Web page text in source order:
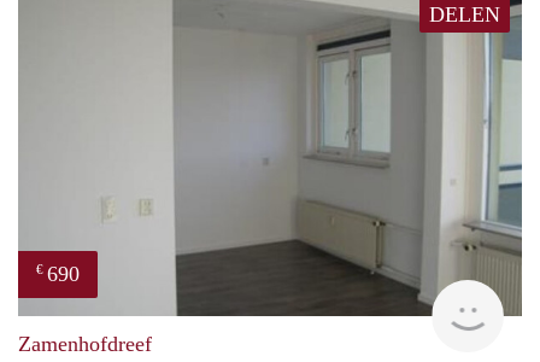
DELEN
€ 690
Zamenhofdreef